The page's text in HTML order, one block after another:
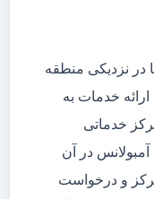
در نزدیکی منطقه
ارائه خدمات به
خدماتی
آمبولانس در آن
و درخواست